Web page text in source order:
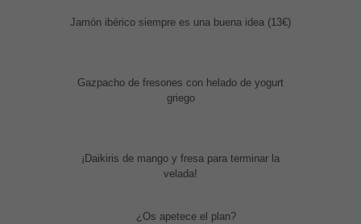
Jamón ibérico siempre es una buena idea (13€)
Gazpacho de fresones con helado de yogurt
griego
¡Daikiris de mango y fresa para terminar la
velada!
¿Os apetece el plan?